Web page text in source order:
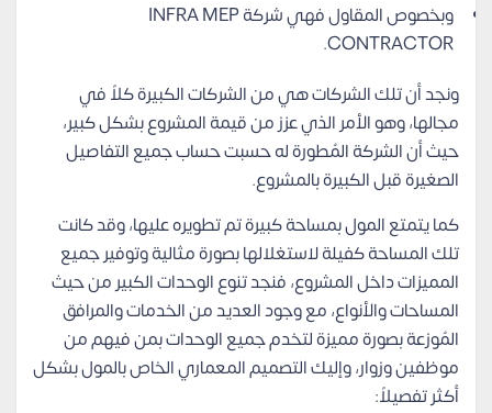
وبخصوص المقاول فهي شركة INFRA MEP
CONTRACTOR.
ونجد أن تلك الشركات هي من الشركات الكبيرة كلاً في
مجالها، وهو الأمر الذي عزز من قيمة المشروع بشكل كبير،
حيث أن الشركة المُطورة له حسبت حساب جميع التفاصيل
الصغيرة قبل الكبيرة بالمشروع.
كما يتمتع المول بمساحة كبيرة تم تطويره عليها، وقد كانت
تلك المساحة كفيلة لاستغلالها بصورة مثالية وتوفير جميع
المميزات داخل المشروع، فنجد تنوع الوحدات الكبير من حيث
المساحات والأنواع، مع وجود العديد من الخدمات والمرافق
المُوزعة بصورة مميزة لتخدم جميع الوحدات بمن فيهم من
موظفين وزوار، وإليك التصميم المعماري الخاص بالمول بشكل
أكثر تفصيلاً: